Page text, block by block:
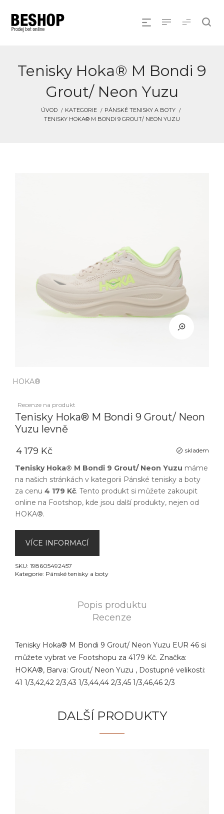
Tenisky Hoka® M Bondi 9
Grout/ Neon Yuzu
ÚVOD KATEGORIE
PÁNSKÉ TENISKY A BOTY
TENISKY HOKA® M BONDI 9 GROUT/ NEON YUZU
HOKA®
Recenze na produkt
Tenisky Hoka® M Bondi 9 Grout/ Neon
Yuzu levně
skladem
4 179 Kč
Tenisky Hoka® M Bondi 9 Grout/ Neon Yuzu máme
na našich stránkách v kategorii Pánské tenisky a boty
za cenu 4 179 Kč. Tento produkt si můžete zakoupit
online na Footshop, kde jsou další produkty, nejen od
HOKA®.
VÍCE INFORMACÍ
SKU: 198605492457
Kategorie: Pánské tenisky a boty
Popis produktu
Recenze
Tenisky Hoka® M Bondi 9 Grout/ Neon Yuzu EUR 46 si
můžete vybrat ve Footshopu za 4179 Kč. Značka:
HOKA®, Barva: Grout/ Neon Yuzu , Dostupné velikosti:
41 1/3,42,42 2/3,43 1/3,44,44 2/3,45 1/3,46,46 2/3
DALŠÍ PRODUKTY